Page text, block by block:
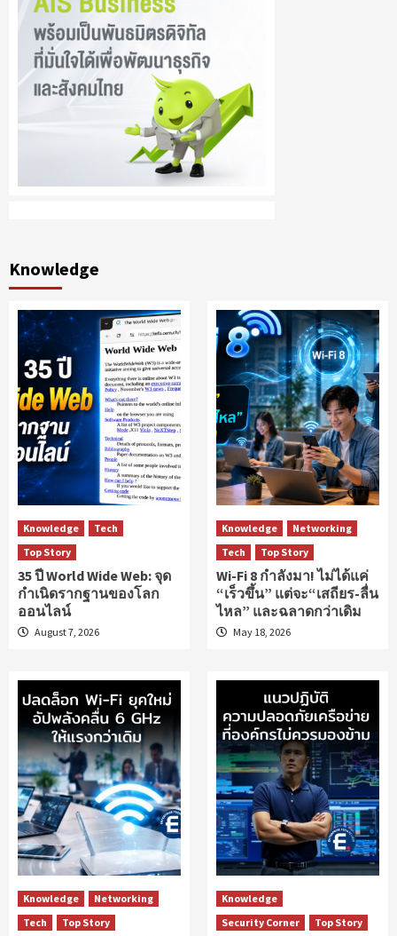
Knowledge
Knowledge
Tech
Top Story
35 ปี World Wide Web: จุด
กำเนิดรากฐานของโลก
ออนไลน์
August 7, 2026
Knowledge
Networking
Tech
Top Story
Wi-Fi 8 กำลังมา! ไม่ได้แค่
“เร็วขึ้น” แต่จะ“เสถียร-ลื่น
ไหล” และฉลาดกว่าเดิม
May 18, 2026
Knowledge
Networking
Tech
Top Story
Knowledge
Security Corner
Top Story